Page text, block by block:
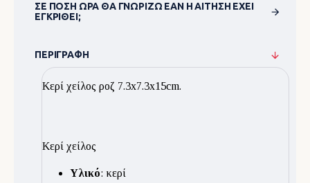
ΣΕ ΠΌΣΗ ΏΡΑ ΘΑ ΓΝΩΡΊΖΩ ΕΆΝ Η ΑΊΤΗΣΗ ΈΧΕΙ
ΕΓΚΡΙΘΕΊ;
ΠΕΡΙΓΡΑΦΉ
Κερί χείλος ροζ 7.3x7.3x15cm.
Κερί χείλος
Υλικό: κερί